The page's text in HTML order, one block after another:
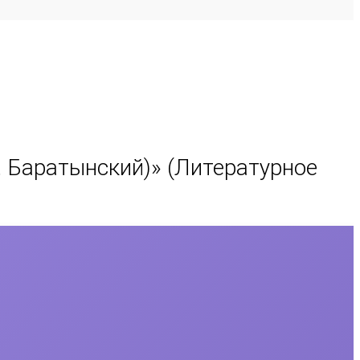
Баратынский)» (Литературное